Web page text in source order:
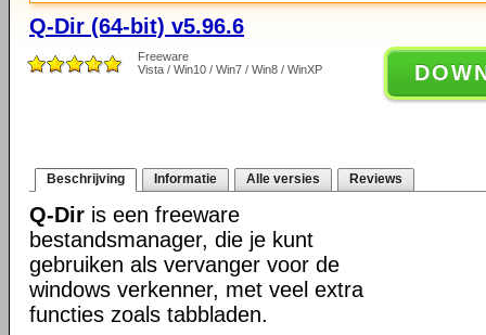
Q-Dir (64-bit) v5.96.6
Freeware
Vista / Win10 / Win7 / Win8 / WinXP
Beschrijving Informatie Alle versies Reviews
Q-Dir is een freeware
bestandsmanager, die je kunt
gebruiken als vervanger voor de
windows verkenner, met veel extra
functies zoals tabbladen.